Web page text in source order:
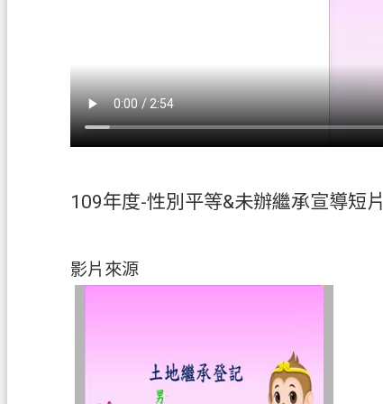
109年度-性別平等&未辦繼承宣導短片
影片來源